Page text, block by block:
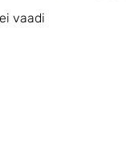
vaadi